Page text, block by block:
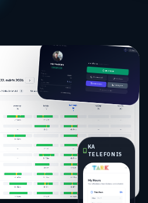
KA
TELEFONIS